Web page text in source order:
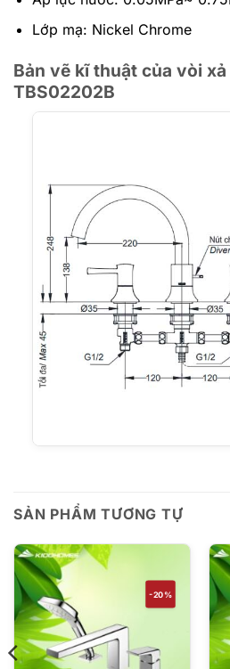
Lớp mạ: Nickel Chrome
Bản vẽ kĩ thuật của vòi xả
TBS02202B
SẢN PHẨM TƯƠNG TỰ
-20%